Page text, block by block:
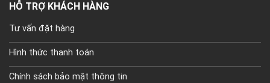
HỖ TRỢ KHÁCH HÀNG
Tư vấn đặt hàng
Hình thức thanh toán
Chính sách bảo mật thông tin